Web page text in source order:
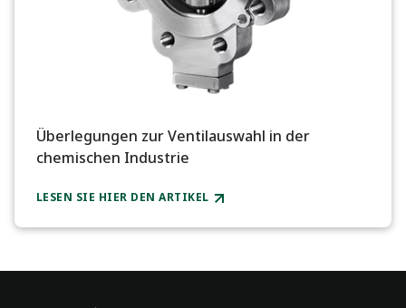
Überlegungen zur Ventilauswahl in der
chemischen Industrie
LESEN SIE HIER DEN ARTIKEL